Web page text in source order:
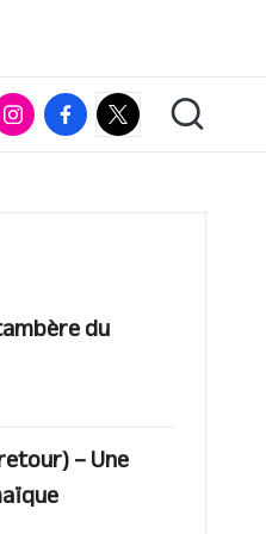
Facebook
RumX
App
du
– Une